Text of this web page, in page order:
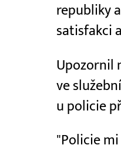
republiky
satisfakci
Upozornil
ve
u policie
"Policie